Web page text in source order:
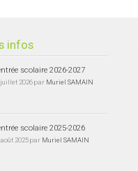
infos
scolaire 2026-2027
2026 par Muriel SAMAIN
scolaire 2025-2026
2025 par Muriel SAMAIN